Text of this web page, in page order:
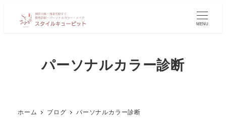
MENU
パーソナルカラー診断
ホーム ブログ パーソナルカラー診断